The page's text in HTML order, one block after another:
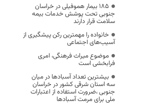
۱۸۵ بیمار هموفیلی در خراسان
جنوبی تحت پوشش خدمات بیمه
سلامت قرار دارند
خانواده را مهمترین رکن پیشگیری از
آسیب‌های اجتماعی
موضوع میراث فرهنگی، امری
فرابخشی است
بیشترین تعداد آسبادها در میان
سه استان شرقی کشور در خراسان
جنوبی ،ضرورت استفاده از اعتبارات
ملی برای مرمت آسبادها